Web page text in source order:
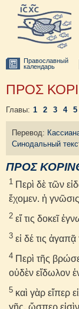
Православный
календарь
ΠΡΟΣ
Главы: 1 2 3 4 5
Перевод:
Синодальный
ΠΡΟΣ
1 Περὶ δὲ τῶν
ἔχομεν. ἡ
2 εἴ τις δοκεῖ
3 εἰ δέ τις
4 Περὶ τῆς
οὐδὲν εἴδωλον
5 καὶ γὰρ εἴπερ
γῆς, ὥσπερ